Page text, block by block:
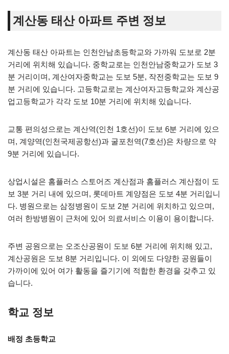
계산동 태산 아파트 주변 정보
계산동 태산 아파트는 인천안남초등학교와 가까워 도보로 2분
거리에 위치해 있습니다. 중학교로는 인천안남중학교가 도보 3
분 거리이며, 계산여자중학교는 도보 5분, 작전중학교는 도보 9
분 거리에 있습니다. 고등학교로는 계산여자고등학교와 계산공
업고등학교가 각각 도보 10분 거리에 위치해 있습니다.
교통 편의성으로는 계산역(인천 1호선)이 도보 6분 거리에 있으
며, 계양역(인천국제공항선)과 굴포천역(7호선)은 차량으로 약
9분 거리에 있습니다.
상업시설은 홈플러스 스토어즈 계산점과 홈플러스 계산점이 도
보 3분 거리 내에 있으며, 롯데마트 계양점은 도보 4분 거리입니
다. 병원으로는 삼정병원이 도보 2분 거리에 위치하고 있으며,
여러 한방병원이 근처에 있어 의료서비스 이용이 용이합니다.
주변 공원으로는 오조산공원이 도보 6분 거리에 위치해 있고,
계산공원은 도보 8분 거리입니다. 이 외에도 다양한 공원들이
가까이에 있어 여가 활동을 즐기기에 적합한 환경을 갖추고 있
습니다.
학교 정보
배정 초등학교